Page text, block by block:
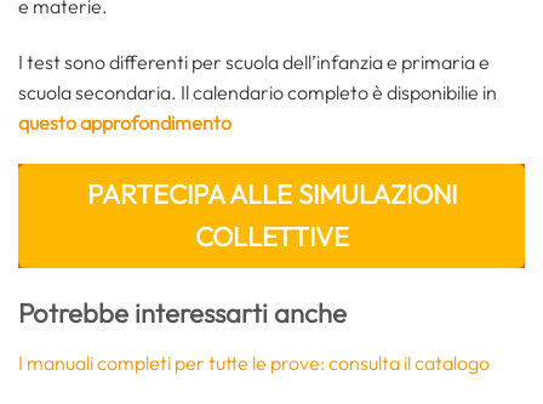
e materie.
I test sono differenti per scuola dell’infanzia e primaria e
scuola secondaria. Il calendario completo è disponibilie in
questo approfondimento
PARTECIPA ALLE SIMULAZIONI
COLLETTIVE
Potrebbe interessarti anche
I manuali completi per tutte le prove: consulta il catalogo